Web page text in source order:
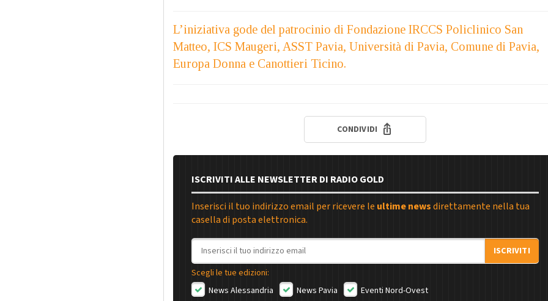
L’iniziativa gode del patrocinio di Fondazione IRCCS Policlinico San
Matteo, ICS Maugeri, ASST Pavia, Università di Pavia, Comune di Pavia,
Europa Donna e Canottieri Ticino.
CONDIVIDI
ISCRIVITI ALLE NEWSLETTER DI RADIO GOLD
Inserisci il tuo indirizzo email per ricevere le ultime newsdirettamente nella tua
casella di posta elettronica.
Indirizzo email
ISCRIVITI
Scegli le tue edizioni:
News Alessandria
News Pavia
Eventi Nord-Ovest